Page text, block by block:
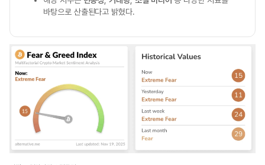
바탕으로 산출된다고 밝혔다.